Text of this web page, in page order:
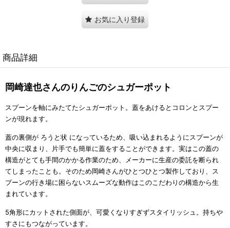
お気に入り登録
商品詳細
岡崎達也さんのりんごのシュガーポット
スプーンを軸にみたてたシュガーポット。蓋をあけるとコロンとスプー
ンが現れます。
蓋の裏側が ろうと状 になっているため、吸い込まれるようにスプーンが
中央に収まり、片手でも簡単に蓋をすることができます。実はこの蓋の
構造がとても手間のかかる作業のため、メーカーに生産の委託を断られ
てしまったことも。そのため岡崎さんがひとつひとつ製作しており、ス
プーンの行き場に困らないスムーズな動作はこのこだわりの構造から生
まれています。
5角形にカットされた側面が、可愛くなりすぎずスタイリッシュ。持ちや
すさにもつながっています。